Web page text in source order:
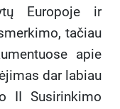
Europoje ir
tačiau
apie
dar labiau
II Susirinkimo